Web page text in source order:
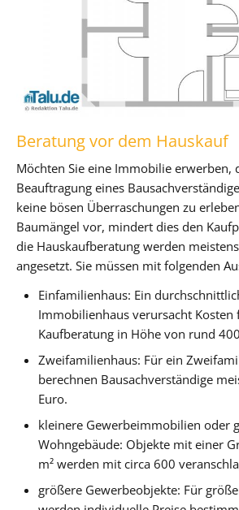
Beratung vor dem Hauskauf
Möchten Sie eine Immobilie erwerben,
Beauftragung eines
keine bösen Überraschungen zu
Baumängel vor, mindert dies den
die Hauskaufberatung werden
angesetzt. Sie müssen mit folgenden
Einfamilienhaus: Ein
Immobilienhaus verursacht Kosten
Kaufberatung in Höhe von rund
Zweifamilienhaus: Für ein
berechnen Bausachverständige
Euro.
kleinere Gewerbeimmobilien oder
Wohngebäude: Objekte mit einer
m² werden mit circa 600
größere Gewerbeobjekte: Für